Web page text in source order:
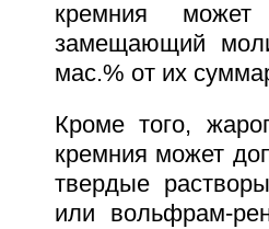
кремния может
замещающий
мас.% от их
Кроме того,
кремния может
твердые
или вольфрам-